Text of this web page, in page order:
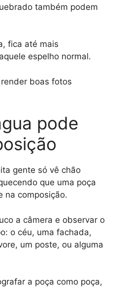
também podem
fica até mais
espelho normal.
boas fotos
pode
gente só vê chão
que uma poça
na composição.
a câmera e observar o
o céu, uma fachada,
um poste, ou alguma
a poça como poça,